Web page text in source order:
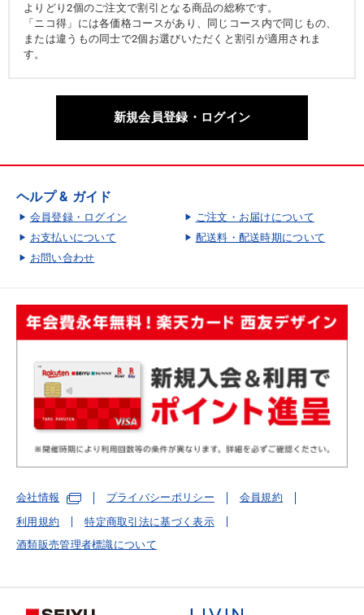
よりどり2個のご注文で割引となる商品の総称です。
「ニコ得」には各価格コースがあり、同じコース内で同じもの、
または違うもの同士で2個お選びいただくと割引が適用されま
す。
新規会員登録・ログイン
ヘルプ & ガイド
会員登録・ログイン
ご注文・お届けについて
お支払いについて
配送料・配送時期について
お問い合わせ
会社情報 プライバシーポリシー
会員規約
利用規約
特定商取引法に基づく表示
酒類販売管理者標識について